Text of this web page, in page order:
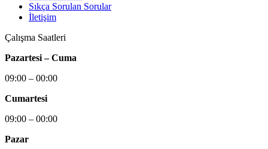
Sıkça Sorulan Sorular
İletişim
Çalışma Saatleri
Pazartesi – Cuma
09:00 – 00:00
Cumartesi
09:00 – 00:00
Pazar